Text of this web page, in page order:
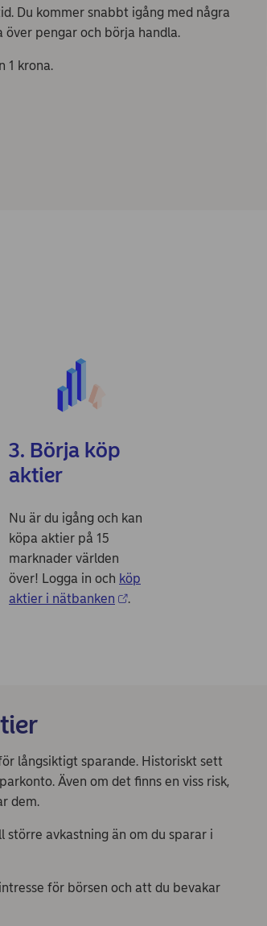
Du kommer snabbt igång med några
pengar och börja handla.
1 krona.
3. Börja köp
aktier
Nu är du igång och kan
köpa aktier på 15
marknader världen
över! Logga in och köp
aktier i nätbanken
.
långsiktigt sparande. Historiskt sett
Även om det finns en viss risk,
dem.
avkastning än om du sparar i
för börsen och att du bevakar